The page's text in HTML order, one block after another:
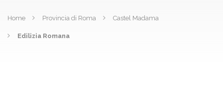
Home Provincia di Roma Castel Madama
Edilizia Romana